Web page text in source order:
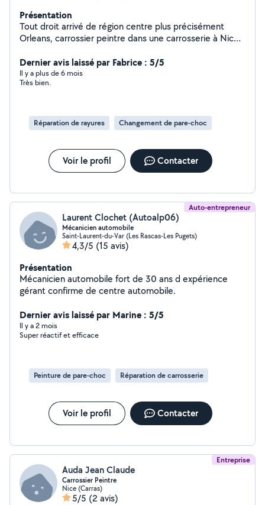
Présentation
Tout droit arrivé de région centre plus précisément
Orleans, carrossier peintre dans une carrosserie à Nice
Dernier avis laissé par Fabrice : 5/5
Il y a plus de 6 mois
Très bien.
Réparation de rayures Changement de pare-choc
Voir le profil Contacter
Auto-entrepreneur
Laurent Clochet (Autoalp06)
Mécanicien automobile
Saint-Laurent-du-Var (Les Rascas-Les Pugets)
4,3/5 (15 avis)
Présentation
Mécanicien automobile fort de 30 ans d expérience
gérant confirme de centre automobile.
Dernier avis laissé par Marine : 5/5
Il y a 2 mois
Super réactif et efficace
Peinture de pare-choc Réparation de carrosserie
Voir le profil Contacter
Entreprise
Auda Jean Claude
Carrossier Peintre
Nice (Carras)
5/5 (2 avis)